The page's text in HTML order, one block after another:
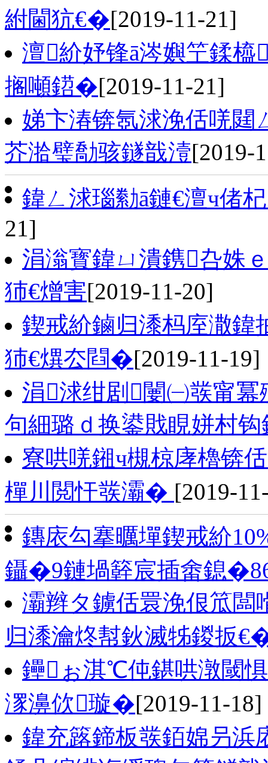
紨閫犺€�[2019-11-21]
澶紒妤锋ā涔嬩笁鍒
搁噸鍣�[2019-11-21]
娣卞湷锛氬浗浼佸唴
芥湁璧勪骇鐩戠潱[2019-
鍏ㄥ浗瑙勬ā鏈€澶ч偖
21]
涓滃寳鍏ㄩ潰鎸叴姝
犻€熷害[2019-11-20]
鍥戒紒鏀归潻杩庢潵
犻€熼厺閰�[2019-11-19]
涓浗绀剧闄㈠彂甯
句細璐ｄ换鍙戝睍姘村钩
寮哄唴鎺ч槻椋庨櫓锛
樿川閲忓彂灞� [2019-
鏄庡勾搴曞墠鍥戒紒
鑷�9鏈堝簳宸插畬鎴
灞辫タ鐪佸睘浼佷笟闆
归潻瀹炵幇鈥滅牬鍐扳
鑸ぉ淇℃伅鍖哄潡閾
潈濞佽璇�[2019-11-18]
鍏充簬鍗板彂銆婂叧浜